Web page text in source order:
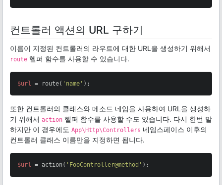
컨트롤러 액션의 URL 구하기
이름이 지정된 컨트롤러의 라우트에 대한 URL을 생성하기 위해서
route 헬퍼 함수를 사용할 수 있습니다.
$url = route( 'name' );
또한 컨트롤러의 클래스와 메소드 네임을 사용하여 URL을 생성하
기 위해서 action 헬퍼 함수를 사용할 수도 있습니다. 다시 한번 말
하지만 이 경우에도 App\Http\Controllers 네임스페이스 이후의
컨트롤러 클래스 이름만을 지정하면 됩니다.
$url = action( 'FooController@method' );